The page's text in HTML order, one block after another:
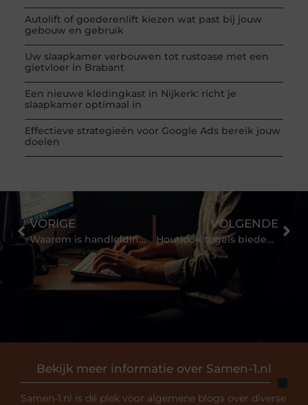
Autolift of goederenlift kiezen wat past bij jouw
gebouw en gebruik
Uw slaapkamer verbouwen tot rustoase met een
gietvloer in Brabant
Een nieuwe kledingkast in Nijkerk: richt je
slaapkamer optimaal in
Effectieve strategieën voor Google Ads bereik jouw
doelen
Bekijk meer informatie over Samen-1.nl
Samen-1.nl is dé plek voor algemene blogs over diverse
VORIGE
Waarom is handleidingen ontwerpen belangrijk voor jouw bedrijf
VOLGENDE
Houtlook tegels bieden veel voordelen